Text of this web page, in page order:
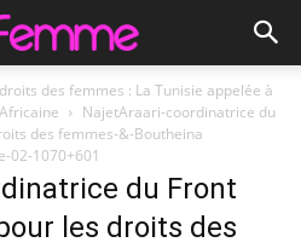
des femmes : La Tunisie appelée à
NajetAraari-coordinatrice du
des femmes-&-Boutheina
02-1070+601
du Front
les droits des